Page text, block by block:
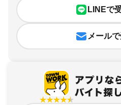
LINEで
メール